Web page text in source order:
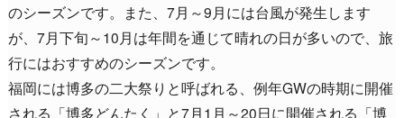
のシーズンです。また、7月～9月には台風が発生します
が、7月下旬～10月は年間を通じて晴れの日が多いので、旅
行にはおすすめのシーズンです。
福岡には博多の二大祭りと呼ばれる、例年GWの時期に開催
される「博多どんたく」と7月1月～20日に開催される「博